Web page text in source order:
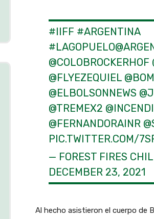
#IIFF #ARGENTINA
#LAGOPUELO
@COLOBROCKERHOF
@FLYEZEQUIEL
@ELBOLSONNEWS
@TREMEX2
@FERNANDORAINR
PIC.TWITTER.COM/
— FOREST FIRES
DECEMBER 23, 2021
Al hecho asistieron el cuerpo de